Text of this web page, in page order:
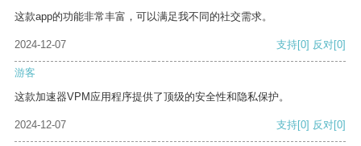
这款app的功能非常丰富，可以满足我不同的社交需求。
2024-12-07 支持[0] 反对[0]
游客
这款加速器VPM应用程序提供了顶级的安全性和隐私保护。
2024-12-07 支持[0] 反对[0]